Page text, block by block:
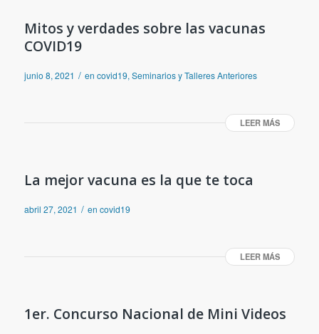
Mitos y verdades sobre las vacunas
COVID19
junio 8, 2021 / en covid19, Seminarios y Talleres Anteriores
LEER MÁS
La mejor vacuna es la que te toca
abril 27, 2021 / en covid19
LEER MÁS
1er. Concurso Nacional de Mini Videos